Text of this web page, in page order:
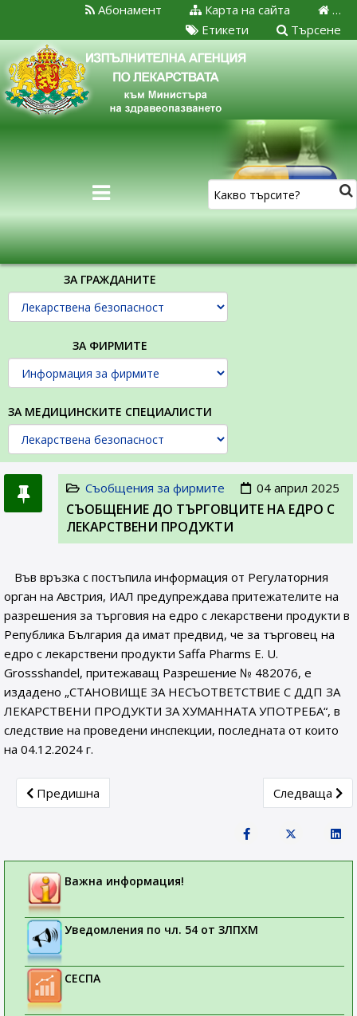
…
Карта на сайта
Абонамент
Търсене
Етикети
ЗА ГРАЖДАНИТЕ
ЗА ФИРМИТЕ
ЗА МЕДИЦИНСКИТЕ СПЕЦИАЛИСТИ
Съобщения за фирмите 04 април 2025
СЪОБЩЕНИE ДО ТЪРГОВЦИТЕ НА ЕДРО С
ЛЕКАРСТВЕНИ ПРОДУКТИ
Във връзка с постъпила информация от Регулаторния
орган на Австрия, ИАЛ предупреждава притежателите на
разрешения за търговия на едро с лекарствени продукти в
Република България да имат предвид, че за търговец на
едро с лекарствени продукти Saffa Pharms E. U.
Grossshandel, притежаващ Разрешение № 482076, e
издадено „СТАНОВИЩЕ ЗА НЕСЪОТВЕТСТВИЕ С ДДП ЗА
ЛЕКАРСТВЕНИ ПРОДУКТИ ЗА ХУМАННАТА УПОТРЕБА“, в
следствие на проведени инспекции, последната от които
на 04.12.2024 г.
Previous article: СЪОБЩЕНИE ДО ТЪРГОВЦИТЕ НА
Предишна Next article:
Следваща
Важна информация!
Уведомления по чл. 54 от ЗЛПХМ
СЕСПА